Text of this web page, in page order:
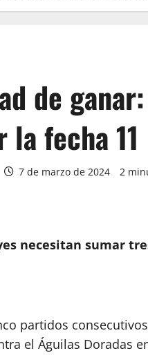
de
fecha 11
7 de marzo de 2024 2
necesitan sumar
partidos
el Águilas Doradas